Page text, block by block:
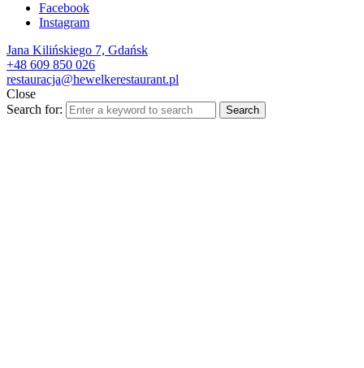
Facebook
Instagram
Jana Kilińskiego 7, Gdańsk
+48 609 850 026
restauracja@hewelkerestaurant.pl
Close
Search for:
Search